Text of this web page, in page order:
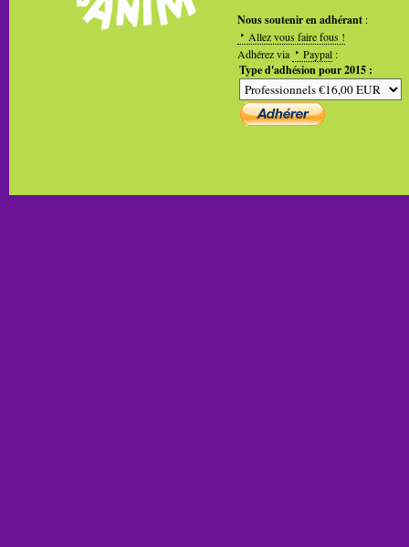
Nous soutenir en adhérant :
Allez vous faire fous !
Adhérez via
Paypal :
Type d'adhésion pour 2015 :